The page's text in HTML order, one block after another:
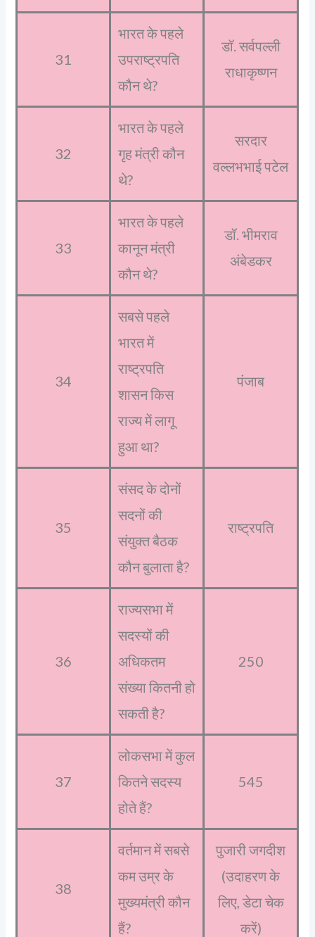
31
भारत के पहले
उपराष्ट्रपति
कौन थे?
डॉ. सर्वपल्ली
राधाकृष्णन
32
भारत के पहले
गृह मंत्री कौन
थे?
सरदार
वल्लभभाई पटेल
33
भारत के पहले
कानून मंत्री
कौन थे?
डॉ. भीमराव
अंबेडकर
34
सबसे पहले
भारत में
राष्ट्रपति
शासन किस
राज्य में लागू
हुआ था?
पंजाब
35
संसद के दोनों
सदनों की
संयुक्त बैठक
कौन बुलाता है?
राष्ट्रपति
36
राज्यसभा में
सदस्यों की
अधिकतम
संख्या कितनी हो
सकती है?
250
37
लोकसभा में कुल
कितने सदस्य
होते हैं?
545
38
वर्तमान में सबसे
कम उम्र के
मुख्यमंत्री कौन
हैं?
पुजारी जगदीश
(उदाहरण के
लिए, डेटा चेक
करें)